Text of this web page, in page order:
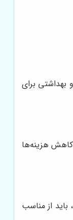
بهداشتی برای
کاهش هزینه‌ها
باید از مناسب